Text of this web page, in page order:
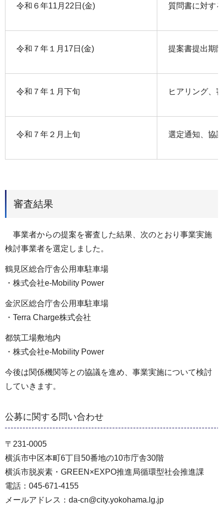
令和６年11月22日(金) 質問書に対す
令和７年１月17日(金) 提案書提出期
令和７年１月下旬 ヒアリング、
令和７年２月上旬 選定通知、協
審査結果
事業者からの提案を審査した結果、次のとおり事業実施
検討事業者を選定しました。
鶴見区総合庁舎公用車駐車場
・株式会社e-Mobility Power
金沢区総合庁舎公用車駐車場
・Terra Charge株式会社
都筑工場敷地内
・株式会社e-Mobility Power
今後は関係機関等との協議を進め、事業実施について検討
していきます。
公募に関する問い合わせ
〒231-0005
横浜市中区本町6丁目50番地の10市庁舎30階
横浜市脱炭素・GREEN×EXPO推進局循環型社会推進課
電話：045-671-4155
メールアドレス：da-cn@city.yokohama.lg.jp